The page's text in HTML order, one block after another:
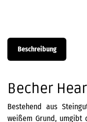
Beschreibung
Becher
Bestehend aus
weißem Grund,